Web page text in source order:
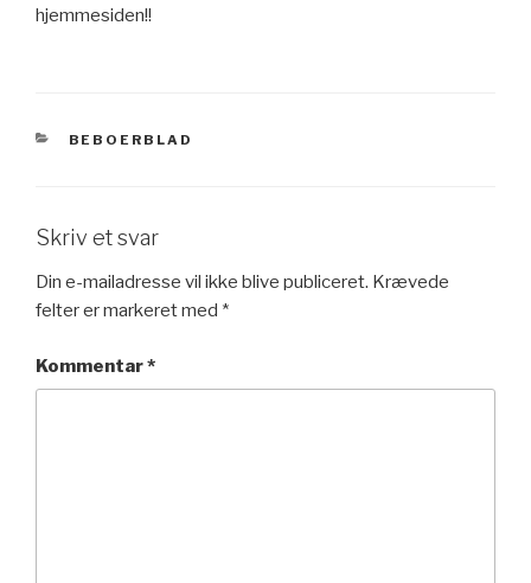
hjemmesiden!!
KATEGORIER
BEBOERBLAD
Skriv et svar
Din e-mailadresse vil ikke blive publiceret. Krævede
felter er markeret med *
Kommentar*